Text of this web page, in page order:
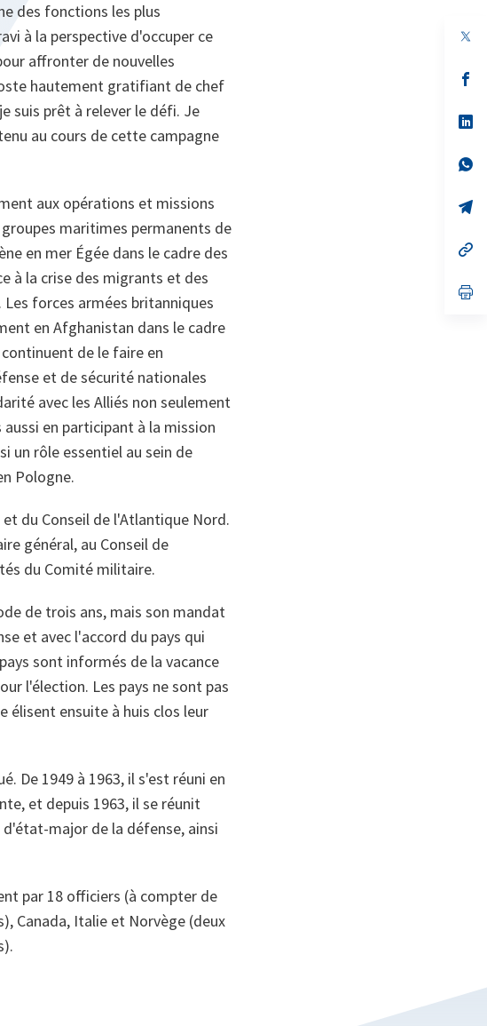
des fonctions les plus
à la perspective d'occuper ce
affronter de nouvelles
hautement gratifiant de chef
suis prêt à relever le défi. Je
au cours de cette campagne
aux opérations et missions
maritimes permanents de
en mer Égée dans le cadre des
à la crise des migrants et des
forces armées britanniques
en Afghanistan dans le cadre
de le faire en
et de sécurité nationales
avec les Alliés non seulement
en participant à la mission
un rôle essentiel au sein de
Pologne.
du Conseil de l'Atlantique Nord.
général, au Conseil de
du Comité militaire.
de trois ans, mais son mandat
et avec l'accord du pays qui
sont informés de la vacance
l'élection. Les pays ne sont pas
élisent ensuite à huis clos leur
De 1949 à 1963, il s'est réuni en
et depuis 1963, il se réunit
d'état-major de la défense, ainsi
par 18 officiers (à compter de
Canada, Italie et Norvège (deux